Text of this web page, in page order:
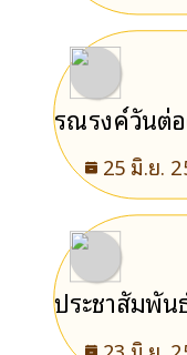
รณรงค์วันต่อ
25 มิ.ย.
ประชาสัมพัน